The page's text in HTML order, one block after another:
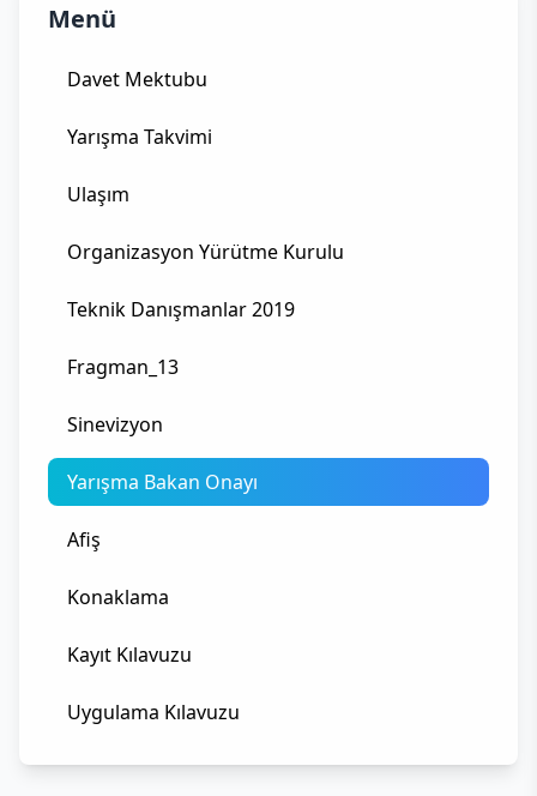
Menü
Davet Mektubu
Yarışma Takvimi
Ulaşım
Organizasyon Yürütme Kurulu
Teknik Danışmanlar 2019
Fragman_13
Sinevizyon
Yarışma Bakan Onayı
Afiş
Konaklama
Kayıt Kılavuzu
Uygulama Kılavuzu